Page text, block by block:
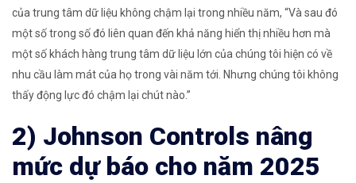
của trung tâm dữ liệu không chậm lại trong nhiều năm, “Và sau đó
một số trong số đó liên quan đến khả năng hiển thị nhiều hơn mà
một số khách hàng trung tâm dữ liệu lớn của chúng tôi hiện có về
nhu cầu làm mát của họ trong vài năm tới. Nhưng chúng tôi không
thấy động lực đó chậm lại chút nào.”
2) Johnson Controls nâng
mức dự báo cho năm 2025